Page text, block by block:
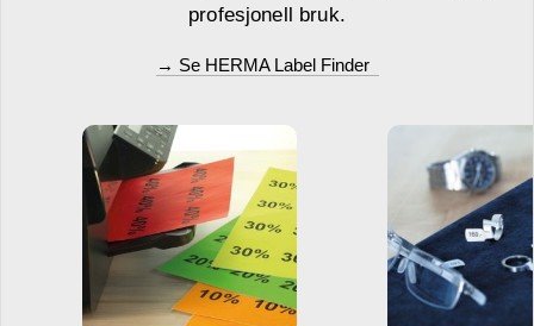
profesjonell bruk.
→ Se HERMA Label Finder